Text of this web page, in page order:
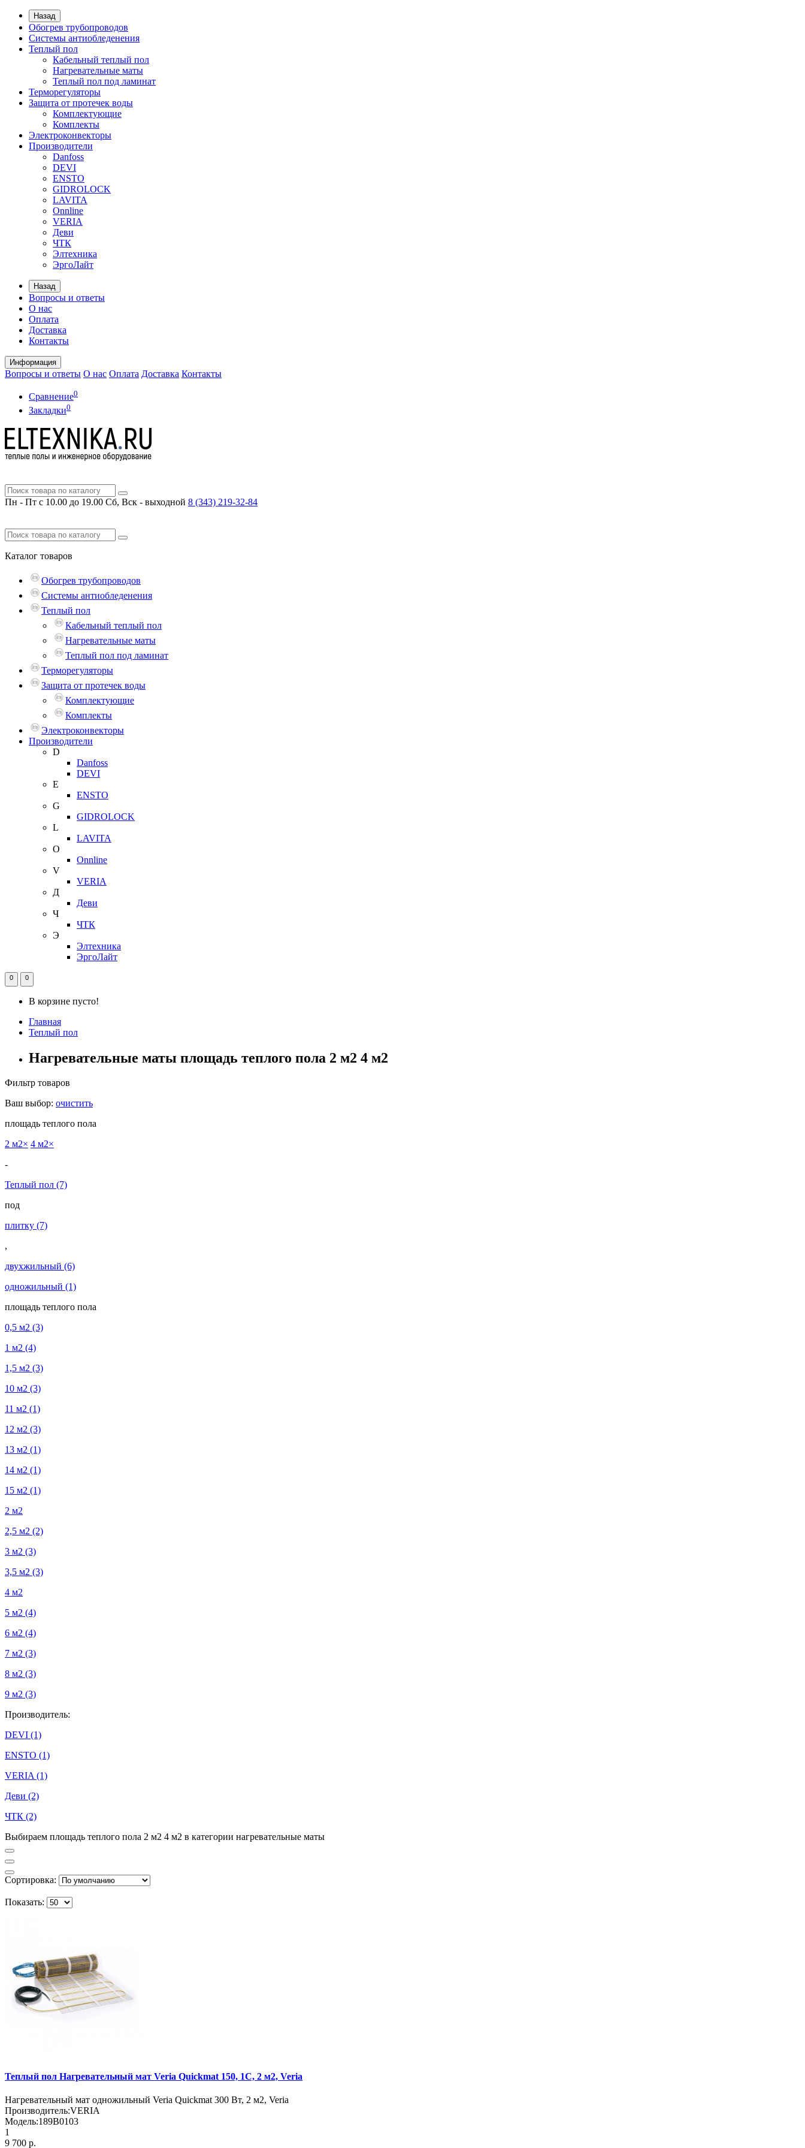
Назад
Обогрев трубопроводов
Системы антиобледенения
Теплый пол
Кабельный теплый пол
Нагревательные маты
Теплый пол под ламинат
Терморегуляторы
Защита от протечек воды
Комплектующие
Комплекты
Электроконвекторы
Производители
Danfoss
DEVI
ENSTO
GIDROLOCK
LAVITA
Onnline
VERIA
Деви
ЧТК
Элтехника
ЭргоЛайт
Назад
Вопросы и ответы
О нас
Оплата
Доставка
Контакты
Информация
Вопросы и ответы О нас Оплата Доставка Контакты
Сравнение0
Закладки0
Пн - Пт с 10.00 до 19.00 Сб, Вск - выходной 8 (343) 219-32-84
Каталог товаров
Обогрев трубопроводов
Системы антиобледенения
Теплый пол
Кабельный теплый пол
Нагревательные маты
Теплый пол под ламинат
Терморегуляторы
Защита от протечек воды
Комплектующие
Комплекты
Электроконвекторы
Производители
D
Danfoss
DEVI
E
ENSTO
G
GIDROLOCK
L
LAVITA
O
Onnline
V
VERIA
Д
Деви
Ч
ЧТК
Э
Элтехника
ЭргоЛайт
0 0
В корзине пусто!
Главная
Теплый пол
Нагревательные маты площадь теплого пола 2 м2 4 м2
Фильтр товаров
Ваш выбор: очистить
площадь теплого пола
2 м2× 4 м2×
-
Теплый пол (7)
под
плитку (7)
,
двухжильный (6)
одножильный (1)
площадь теплого пола
0,5 м2 (3)
1 м2 (4)
1,5 м2 (3)
10 м2 (3)
11 м2 (1)
12 м2 (3)
13 м2 (1)
14 м2 (1)
15 м2 (1)
2 м2
2,5 м2 (2)
3 м2 (3)
3,5 м2 (3)
4 м2
5 м2 (4)
6 м2 (4)
7 м2 (3)
8 м2 (3)
9 м2 (3)
Производитель:
DEVI (1)
ENSTO (1)
VERIA(1)
Деви (2)
ЧТК (2)
Выбираем площадь теплого пола 2 м2 4 м2 в категории нагревательные маты
Сортировка:
Показать:
Теплый пол Нагревательный мат Veria Quickmat 150, 1С, 2 м2, Veria
Нагревательный мат одножильный Veria Quickmat 300 Вт, 2 м2, Veria
Производитель:VERIA
Модель:189B0103
1
9 700 р.